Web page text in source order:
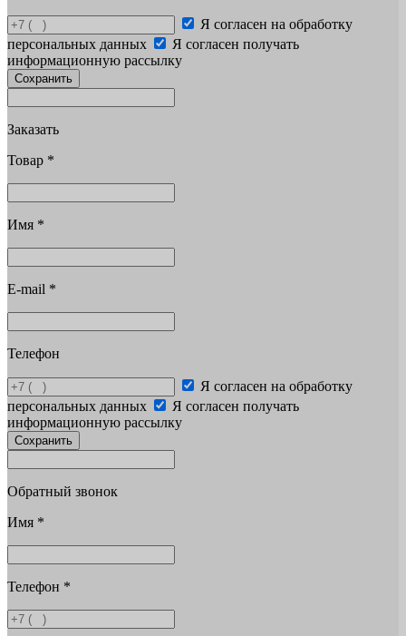
Я согласен на обработку
персональных данных
Я согласен получать
информационную рассылку
Сохранить
Заказать
Товар *
Имя *
E-mail *
Телефон
Я согласен на обработку
персональных данных
Я согласен получать
информационную рассылку
Сохранить
Обратный звонок
Имя *
Телефон *